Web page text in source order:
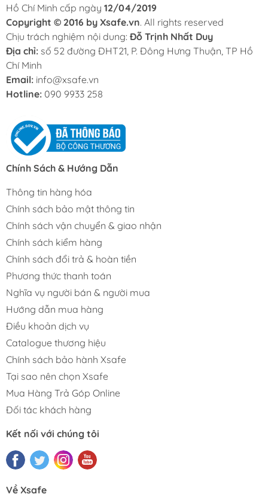
Hồ Chí Minh cấp ngày 12/04/2019
Copyright © 2016 by Xsafe.vn. All rights reserved
Chịu trách nghiệm nội dung: Đỗ Trịnh Nhất Duy
Địa chỉ: số 52 đường ĐHT21, P. Đông Hưng Thuận, TP Hồ
Chí Minh
Email: info@xsafe.vn
Hotline: 090 9933 258
Chính Sách & Hướng Dẫn
Thông tin hàng hóa
Chính sách bảo mật thông tin
Chính sách vận chuyển & giao nhận
Chính sách kiểm hàng
Chính sách đổi trả & hoàn tiền
Phương thức thanh toán
Nghĩa vụ người bán & người mua
Hướng dẫn mua hàng
Điều khoản dịch vụ
Catalogue thương hiệu
Chính sách bảo hành Xsafe
Tại sao nên chọn Xsafe
Mua Hàng Trả Góp Online
Đối tác khách hàng
Kết nối với chúng tôi
Về Xsafe